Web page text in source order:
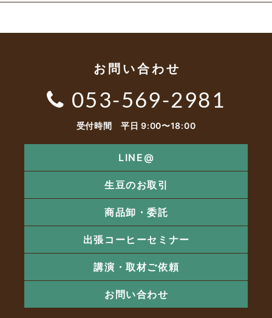
お問い合わせ
053-569-2981
受付時間 平日 9:00〜18:00
LINE@
生豆のお取引
商品卸・委託
出張コーヒーセミナー
講演・取材ご依頼
お問い合わせ